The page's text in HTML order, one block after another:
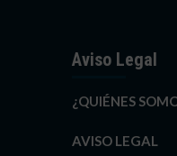
Aviso Legal
¿QUIÉNES
AVISO LEGAL